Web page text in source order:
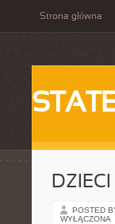
Strona główna
POSTED
WYŁĄCZONA